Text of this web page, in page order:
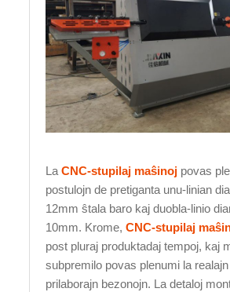
LaCNC-stupilaj maŝinoj povas
postulojn de pretiganta unu-linian
12mm ŝtala baro kaj duobla-linio
10mm. Krome, CNC-stupilaj
post pluraj produktadaj tempoj, kaj
subpremilo povas plenumi la
prilaborajn bezonojn. La detaloj